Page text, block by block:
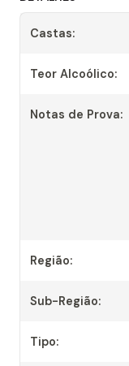
Castas:
Teor Alcoólico:
Notas de Prova:
Região:
Sub-Região:
Tipo: